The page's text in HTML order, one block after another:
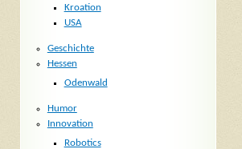
Kroation
USA
Geschichte
Hessen
Odenwald
Humor
Innovation
Robotics